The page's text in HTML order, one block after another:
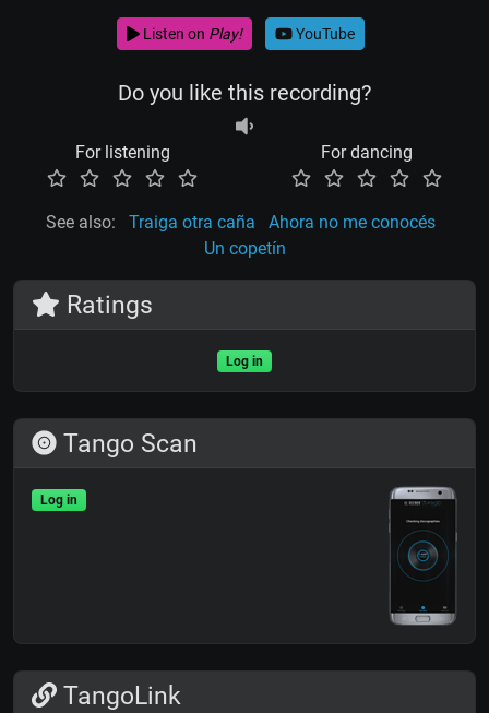
Listen on Play! YouTube
Do you like this recording?
For listening For dancing
See also: Traiga otra caña
Ahora no me conocés
Un copetín
Ratings
Log in
Tango Scan
Log in
TangoLink